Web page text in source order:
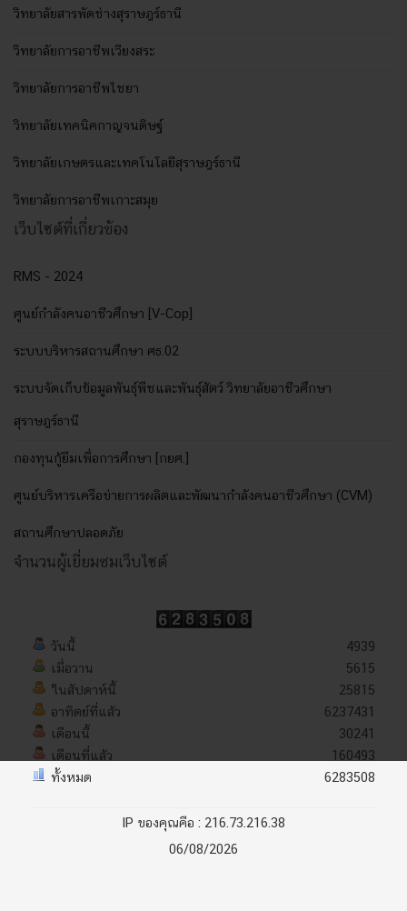
วิทยาลัยสารพัดช่างสุราษฎร์ธานี
วิทยาลัยการอาชีพเวียงสระ
วิทยาลัยการอาชีพไชยา
วิทยาลัยเทคนิคกาญจนดิษฐ์
วิทยาลัยเกษตรและเทคโนโลยีสุราษฎร์ธานี
วิทยาลัยการอาชีพเกาะสมุย
เว็บไซต์ที่เกี่ยวข้อง
RMS - 2024
ศูนย์กำลังคนอาชีวศึกษา [V-Cop]
ระบบบริหารสถานศึกษา ศธ.02
ระบบจัดเก็บข้อมูลพันธุ์พืชและพันธุ์สัตว์ วิทยาลัยอาชีวศึกษา
สุราษฎร์ธานี
กองทุนกู้ยืมเพื่อการศึกษา [กยศ.]
ศูนย์บริหารเครือข่ายการผลิตและพัฒนากำลังคนอาชีวศึกษา (CVM)
สถานศึกษาปลอดภัย
จำนวนผู้เยี่ยมชมเว็บไซต์
วันนี้
เมื่อวาน
ในสัปดาห์นี้
อาทิตย์ที่แล้ว
เดือนนี้
เดือนที่แล้ว
ทั้งหมด
4939
5615
25815
6237431
30241
160493
6283508
IP ของคุณคือ : 216.73.216.38
06/08/2026